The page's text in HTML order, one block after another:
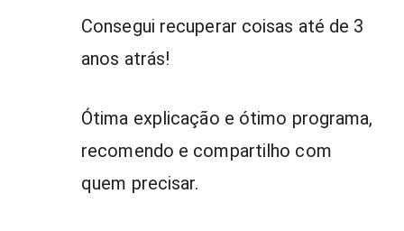
Consegui recuperar coisas até de 3
anos atrás!
Ótima explicação e ótimo programa,
recomendo e compartilho com
quem precisar.